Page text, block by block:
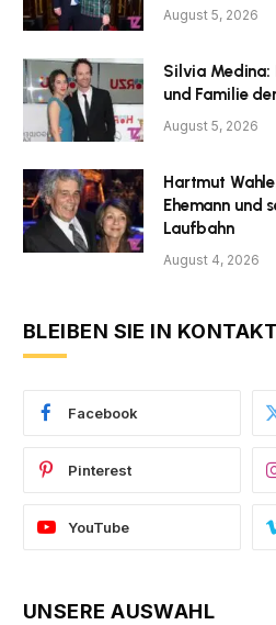
August 5, 2026
Silvia Medina:
und Familie
August 5, 2026
Hartmut
Ehemann und
Laufbahn
August 4, 2026
BLEIBEN SIE IN KONTAKT
Facebook
Pinterest
YouTube
UNSERE AUSWAHL